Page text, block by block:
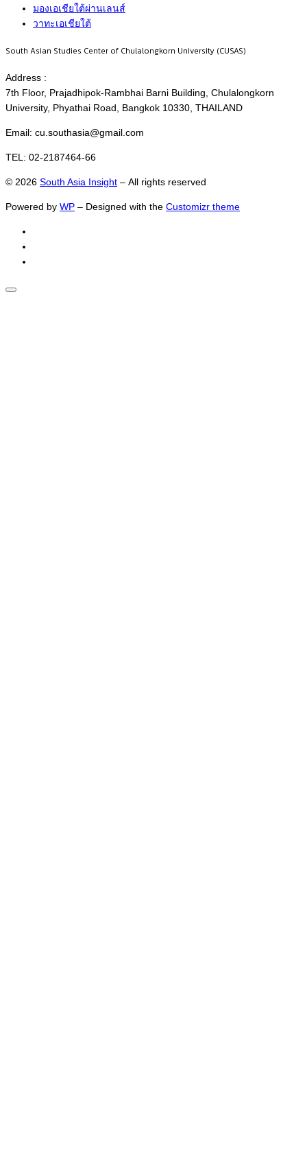
มองเอเชียใต้ผ่านเลนส์
วาทะเอเชียใต้
South Asian Studies Center of Chulalongkorn University (CUSAS)
Address :
7th Floor, Prajadhipok-Rambhai Barni Building, Chulalongkorn
University, Phyathai Road, Bangkok 10330, THAILAND
Email: cu.southasia@gmail.com
TEL: 02-2187464-66
© 2026 South Asia Insight – All rights reserved
Powered by WP – Designed with the Customizr theme